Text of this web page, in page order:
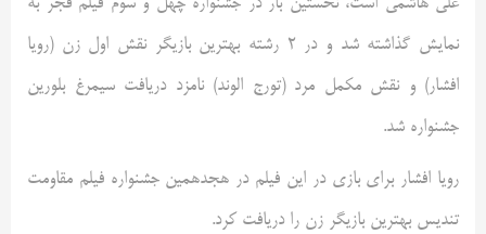
علی هاشمی است، نخستین بار در جشنواره چهل و سوم فیلم فجر به
نمایش گذاشته شد و در 2 رشته بهترین بازیگر نقش اول زن (رویا
افشار) و نقش مکمل مرد (تورج الوند) نامزد دریافت سیمرغ بلورین
جشنواره شد.
رویا افشار برای بازی در این فیلم در هجدهمین جشنواره فیلم مقاومت
تندیس بهترین بازیگر زن را دریافت کرد.